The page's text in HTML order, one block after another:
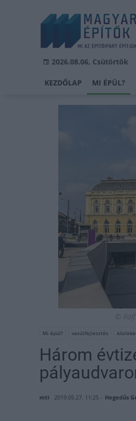
2026.08.06, Csütörtök
KEZDŐLAP MI ÉPÜL?
©
Mi épül? vasútfejlesztés
Három
mti 2019.05.27. 11:25 - Hegedűs